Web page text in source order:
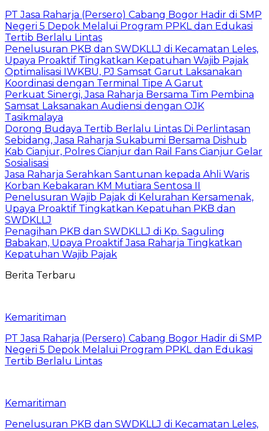
PT Jasa Raharja (Persero) Cabang Bogor Hadir di SMP
Negeri 5 Depok Melalui Program PPKL dan Edukasi
Tertib Berlalu Lintas
Penelusuran PKB dan SWDKLLJ di Kecamatan Leles,
Upaya Proaktif Tingkatkan Kepatuhan Wajib Pajak
Optimalisasi IWKBU, PJ Samsat Garut Laksanakan
Koordinasi dengan Terminal Tipe A Garut
Perkuat Sinergi, Jasa Raharja Bersama Tim Pembina
Samsat Laksanakan Audiensi dengan OJK
Tasikmalaya
Dorong Budaya Tertib Berlalu Lintas Di Perlintasan
Sebidang, Jasa Raharja Sukabumi Bersama Dishub
Kab Cianjur, Polres Cianjur dan Rail Fans Cianjur Gelar
Sosialisasi
Jasa Raharja Serahkan Santunan kepada Ahli Waris
Korban Kebakaran KM Mutiara Sentosa II
Penelusuran Wajib Pajak di Kelurahan Kersamenak,
Upaya Proaktif Tingkatkan Kepatuhan PKB dan
SWDKLLJ
Penagihan PKB dan SWDKLLJ di Kp. Saguling
Babakan, Upaya Proaktif Jasa Raharja Tingkatkan
Kepatuhan Wajib Pajak
Berita Terbaru
Kemaritiman
PT Jasa Raharja (Persero) Cabang Bogor Hadir di SMP
Negeri 5 Depok Melalui Program PPKL dan Edukasi
Tertib Berlalu Lintas
Kemaritiman
Penelusuran PKB dan SWDKLLJ di Kecamatan Leles,